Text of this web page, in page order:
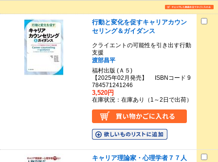
行動と変化を促すキャリアカウン
セリング＆ガイダンス
クライエントの可能性を引き出す行動
支援
渡部昌平
福村出版 (Ａ５)
【2025年02月発売】 ISBNコード 9
784571241246
3,520円
在庫状況：在庫あり（1～2日で出荷）
キャリア理論家・心理学者７７人